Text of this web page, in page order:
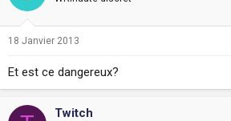
18 Janvier 2013
Et est ce dangereux?
Twitch